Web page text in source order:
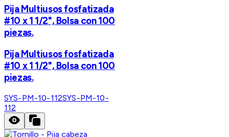
Pija Multiusos fosfatizada
#10 x 1 1/2", Bolsa con 100
piezas.
Pija Multiusos fosfatizada
#10 x 1 1/2", Bolsa con 100
piezas.
SYS-PM-10-112SYS-PM-10-
112